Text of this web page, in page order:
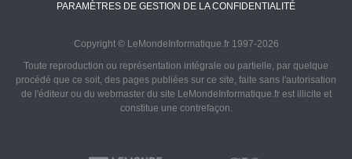
PARAMÈTRES DE GESTION DE LA CONFIDENTIALITÉ
Copyright © LeMondeInformatique.fr 1997-2026
Toute reproduction ou représentation intégrale ou partielle, par quelque
procédé que ce soit, des pages publiées sur ce site, faite sans l'autorisation
de l'éditeur ou du webmaster du site LeMondeInformatique.fr est illicite et
constitue une contrefaçon.